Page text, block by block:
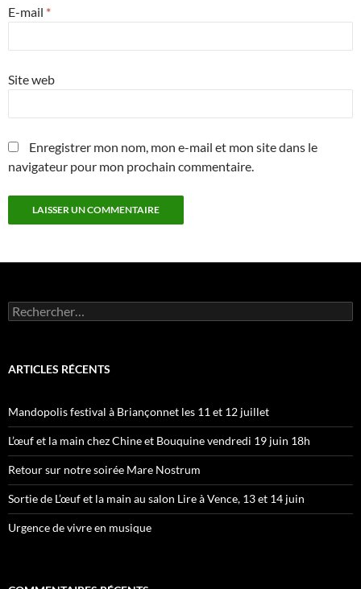
E-mail *
Site web
Enregistrer mon nom, mon e-mail et mon site dans le
navigateur pour mon prochain commentaire.
Rechercher :
ARTICLES RÉCENTS
Mandopolis festival à Briançonnet les 11 et 12 juillet
L’œuf et la main chez Chine et Bouquine vendredi 19 juin 18h
Retour sur notre soirée Mare Nostrum
Sortie de L’œuf et la main au salon Lire à Vence, 13 et 14 juin
Urgence de vivre en musique